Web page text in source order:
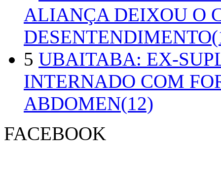
ALIANÇA DEIXOU O
5 UBAITABA: EX-
INTERNADO COM
ABDOMEN(12)
FACEBOOK